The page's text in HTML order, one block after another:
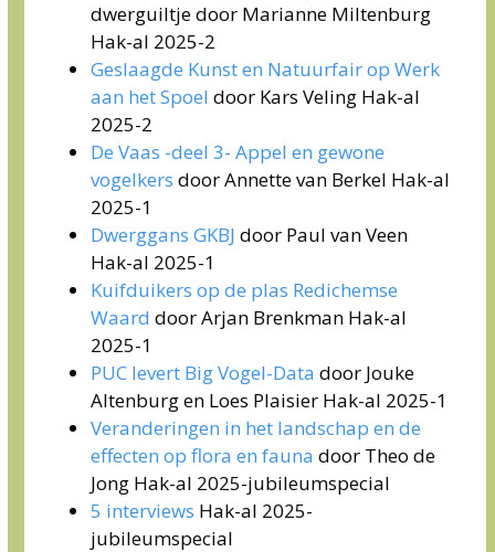
dwerguiltje door Marianne Miltenburg
Hak-al 2025-2
Geslaagde Kunst en Natuurfair op Werk
aan het Spoel door Kars Veling Hak-al
2025-2
De Vaas -deel 3- Appel en gewone
vogelkers door Annette van Berkel Hak-al
2025-1
Dwerggans GKBJ door Paul van Veen
Hak-al 2025-1
Kuifduikers op de plas Redichemse
Waard door Arjan Brenkman Hak-al
2025-1
PUC levert Big Vogel-Data door Jouke
Altenburg en Loes Plaisier Hak-al 2025-1
Veranderingen in het landschap en de
effecten op flora en fauna door Theo de
Jong Hak-al 2025-jubileumspecial
5 interviews Hak-al 2025-
jubileumspecial